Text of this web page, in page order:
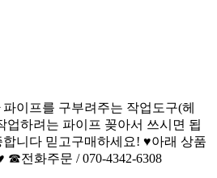
이프를 구부려주는 작업도구(헤
하려는 파이프 꽂아서 쓰시면 됩
니다 믿고구매하세요! ♥아래 상품
☎전화주문 / 070-4342-6308